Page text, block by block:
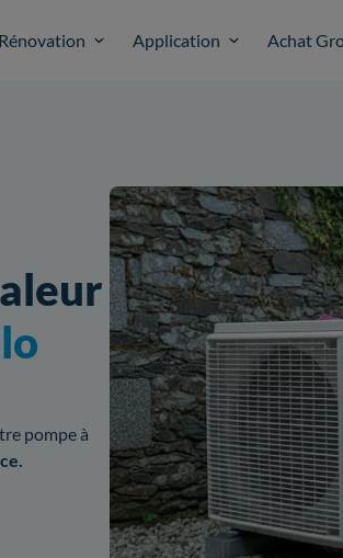
Rénovation Application Achat
pompe à